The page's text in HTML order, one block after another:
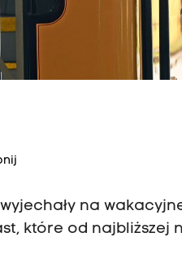
na
które od najbliższej